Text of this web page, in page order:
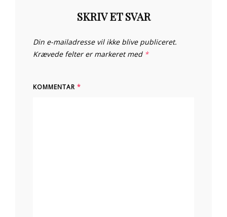
SKRIV ET SVAR
Din e-mailadresse vil ikke blive publiceret.
Krævede felter er markeret med *
KOMMENTAR *